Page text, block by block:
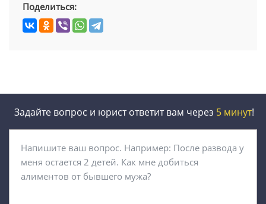
Поделиться:
Задайте вопрос и юрист ответит вам через 5 минут!